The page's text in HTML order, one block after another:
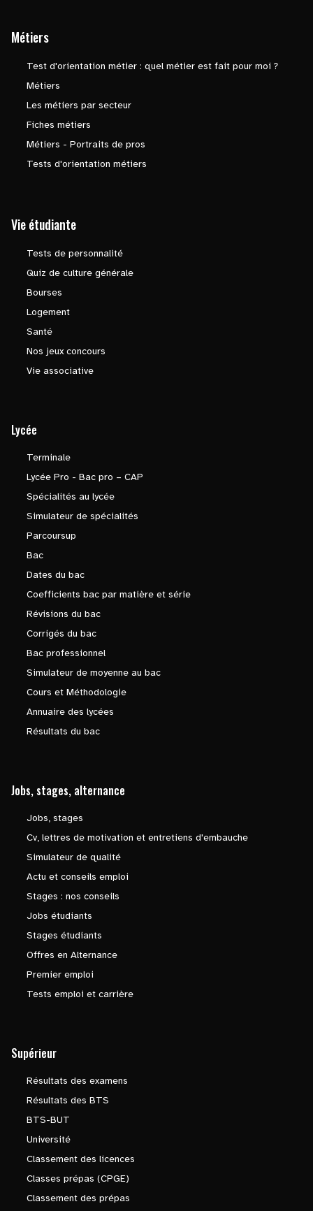
Métiers
Test d'orientation métier : quel métier est fait pour moi ?
Métiers
Les métiers par secteur
Fiches métiers
Métiers - Portraits de pros
Tests d'orientation métiers
Vie étudiante
Tests de personnalité
Quiz de culture générale
Bourses
Logement
Santé
Nos jeux concours
Vie associative
Lycée
Terminale
Lycée Pro - Bac pro – CAP
Spécialités au lycée
Simulateur de spécialités
Parcoursup
Bac
Dates du bac
Coefficients bac par matière et série
Révisions du bac
Corrigés du bac
Bac professionnel
Simulateur de moyenne au bac
Cours et Méthodologie
Annuaire des lycées
Résultats du bac
Jobs, stages, alternance
Jobs, stages
Cv, lettres de motivation et entretiens d'embauche
Simulateur de qualité
Actu et conseils emploi
Stages : nos conseils
Jobs étudiants
Stages étudiants
Offres en Alternance
Premier emploi
Tests emploi et carrière
Supérieur
Résultats des examens
Résultats des BTS
BTS-BUT
Université
Classement des licences
Classes prépas (CPGE)
Classement des prépas